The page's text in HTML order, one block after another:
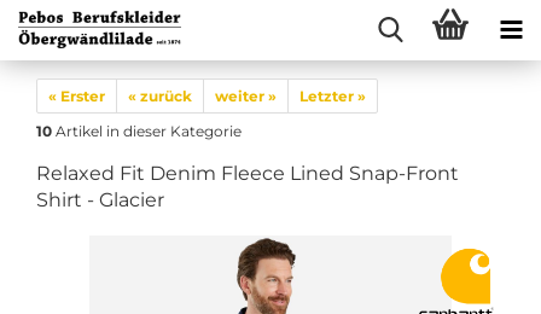
« Erster « zurück weiter »
Letzter »
10 Artikel in dieser Kategorie
Relaxed Fit Denim Fleece Lined Snap-Front
Shirt - Glacier